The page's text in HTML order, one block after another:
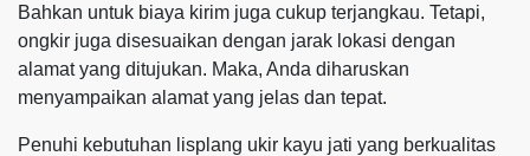
Bahkan untuk biaya kirim juga cukup terjangkau. Tetapi,
ongkir juga disesuaikan dengan jarak lokasi dengan
alamat yang ditujukan. Maka, Anda diharuskan
menyampaikan alamat yang jelas dan tepat.
Penuhi kebutuhan lisplang ukir kayu jati yang berkualitas